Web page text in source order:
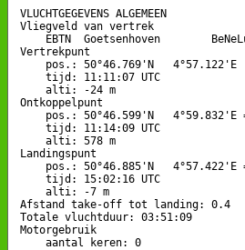
VLUCHTGEGEVENS ALGEMEEN
Vliegveld van vertrek
EBTN  Goetsenhoven
Vertrekpunt
    pos.: 50°46.769'N   4°57.122'E
    tijd: 11:11:07 UTC
    alti: -24 m
Ontkoppelpunt
pos.: 50°46.599'N   4°59.832'E
    tijd: 11:14:09 UTC
    alti: 578 m
Landingspunt
pos.: 50°46.885'N   4°57.422'E
    tijd: 15:02:16 UTC
    alti: -7 m
Afstand take-off tot landing: 0.4
Totale vluchtduur: 03:51:09
Motorgebruik
    aantal keren: 0